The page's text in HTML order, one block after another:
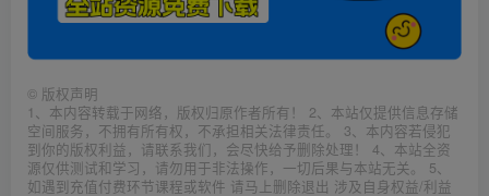
© 版权声明
1、本内容转载于网络，版权归原作者所有！ 2、本站仅提供信息存储
空间服务，不拥有所有权，不承担相关法律责任。 3、本内容若侵犯
到你的版权利益，请联系我们，会尽快给予删除处理！ 4、本站全资
源仅供测试和学习，请勿用于非法操作，一切后果与本站无关。 5、
如遇到充值付费环节课程或软件 请马上删除退出 涉及自身权益/利益